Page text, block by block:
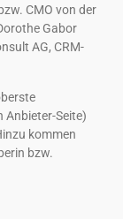
CMO von der
Gabor
AG, CRM-
Anbieter-Seite)
kommen
bzw.